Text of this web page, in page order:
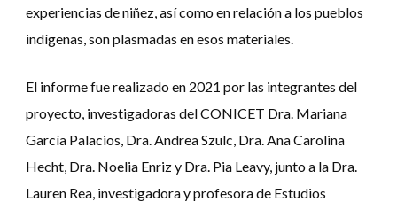
experiencias de niñez, así como en relación a los pueblos
indígenas, son plasmadas en esos materiales
El informe fue realizado en 2021 por las integrantes del
proyecto investigadoras del CONICET Dra. Mariana
García Palacios, Dra. Andrea Szulc, Dra. Ana Carolina
Hecht, Dra. Noelia Enriz y Dra. Pia Leavy, junto a la Dra.
Lauren Rea, investigadora y profesora de Estudios